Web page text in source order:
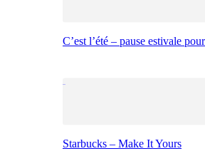
C’est l’été – pause estivale
Starbucks – Make It Yours